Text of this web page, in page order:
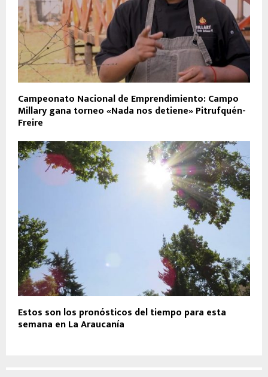
Campeonato Nacional de Emprendimiento: Campo
Millary gana torneo «Nada nos detiene» Pitrufquén-
Freire
Estos son los pronósticos del tiempo para esta
semana en La Araucanía